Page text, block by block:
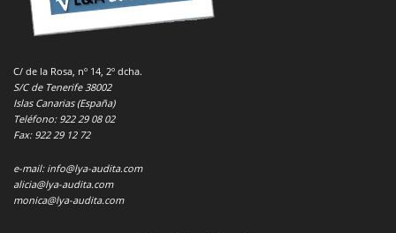
C/ de la Rosa, nº 14, 2º dcha.
S/C de Tenerife 38002
Islas Canarias (España)
Teléfono: 922 29 08 02
Fax: 922 29 12 72
e-mail: info@lya-audita.com
alicia@lya-audita.com
monica@lya-audita.com